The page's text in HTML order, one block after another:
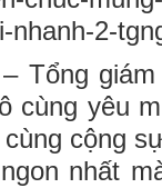
Tổng
cùng yêu
cộng
nhất